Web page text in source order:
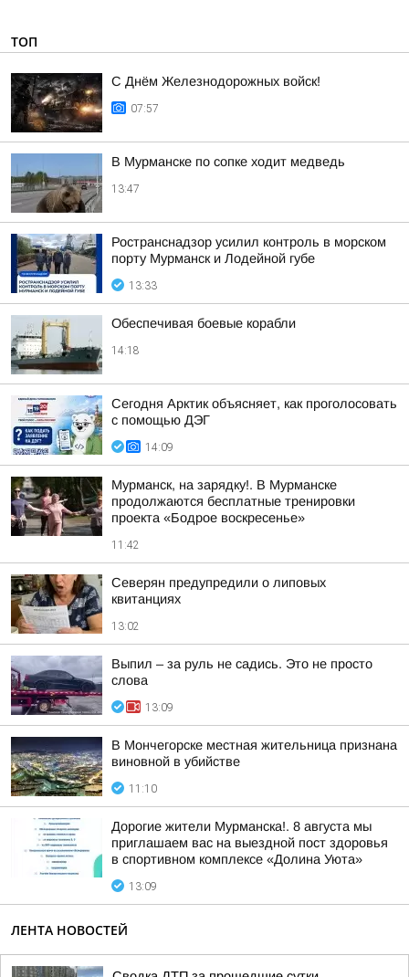
ТОП
С Днём Железнодорожных войск!
07:57
В Мурманске по сопке ходит медведь
13:47
Ространснадзор усилил контроль в морском
порту Мурманск и Лодейной губе
13:33
Обеспечивая боевые корабли
14:18
Сегодня Арктик объясняет, как проголосовать
с помощью ДЭГ
14:09
Мурманск, на зарядку!. В Мурманске
продолжаются бесплатные тренировки
проекта «Бодрое воскресенье»
11:42
Северян предупредили о липовых
квитанциях
13:02
Выпил – за руль не садись. Это не просто
слова
13:09
В Мончегорске местная жительница признана
виновной в убийстве
11:10
Дорогие жители Мурманска!. 8 августа мы
приглашаем вас на выездной пост здоровья
в спортивном комплексе «Долина Уюта»
13:09
ЛЕНТА НОВОСТЕЙ